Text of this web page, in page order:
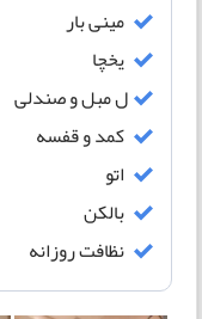
مینی بار
یخچا
ل مبل و صندلی
کمد و قفسه
اتو
بالکن
نظافت روزانه